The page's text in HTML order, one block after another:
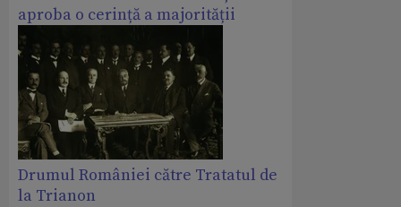
aproba o cerință a majorității
Drumul României către Tratatul de
la Trianon